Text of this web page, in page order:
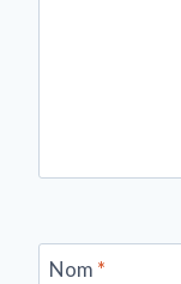
Nom *